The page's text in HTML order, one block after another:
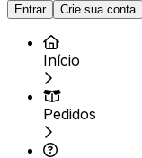
Entrar Crie sua conta
Início
Pedidos